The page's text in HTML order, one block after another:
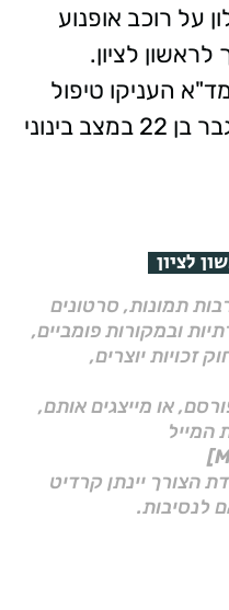
על רוכב אופנוע
431 סמוך לראשון לציון.
העניקו טיפול
רפואי ופינו לבי"ח וולפסון גבר בן 22 במצב בינוני
לציון
תמונות, סרטונים
ובמקורות פומביים,
סעיף 27א לחוק זכויות יוצרים,
או מייצגים אותם,
המייל
הצורך יינתן קרדיט
לנסיבות.